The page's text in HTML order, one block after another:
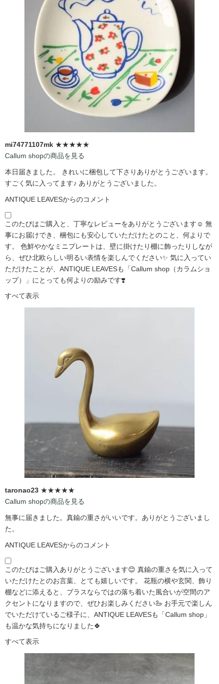
mi74771107mk ★★★★★
Callum shopの商品を見る
本日届きました。 きれいに梱包して下さりありがとうございます。
すごく気に入ってます♪ ありがとうございました。
ANTIQUE LEAVESからのコメント
このたびはご購入と、丁寧なレビューをありがとうございます☺️ 無
事にお届けでき、梱包にも安心していただけたとのこと、何よりで
す。 色鮮やかなミニプレートは、壁に掛けたり棚に飾ったりしなが
ら、ぜひ北欧らしい明るい表情を楽しんでください✨ 気に入ってい
ただけたことが、ANTIQUE LEAVESも「Callum shop（カラムショ
ップ）」にとっても何よりの励みです❣️
すべて表示
taronao23 ★★★★★
Callum shopの商品を見る
無事に届きました。真鍮の重さがいいです。ありがとうございまし
た。
ANTIQUE LEAVESからのコメント
このたびはご購入ありがとうございます😊 真鍮の重さを気に入って
いただけたとのお言葉、とても嬉しいです。 花瓶の横や玄関、飾り
棚などに添えると、ブラスならではの落ち着いた風合いが空間のア
クセントになりますので、ぜひお楽しみください🦢 お手元で楽しん
でいただけているご様子に、ANTIQUE LEAVESも「Callum shop」
も温かな気持ちになりました🍀
すべて表示